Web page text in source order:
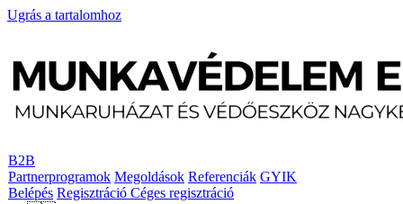
Ugrás a tartalomhoz
B2B
Partnerprogramok Megoldások Referenciák GYIK
Belépés Regisztráció Céges regisztráció